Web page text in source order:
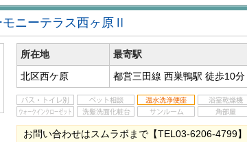
モニーテラス西ヶ原Ⅱ
所在地 最寄駅
北区西ケ原
都営三田線 西巣鴨駅 徒歩10分
お問い合わせはスムラボまで【TEL03-6206-4799